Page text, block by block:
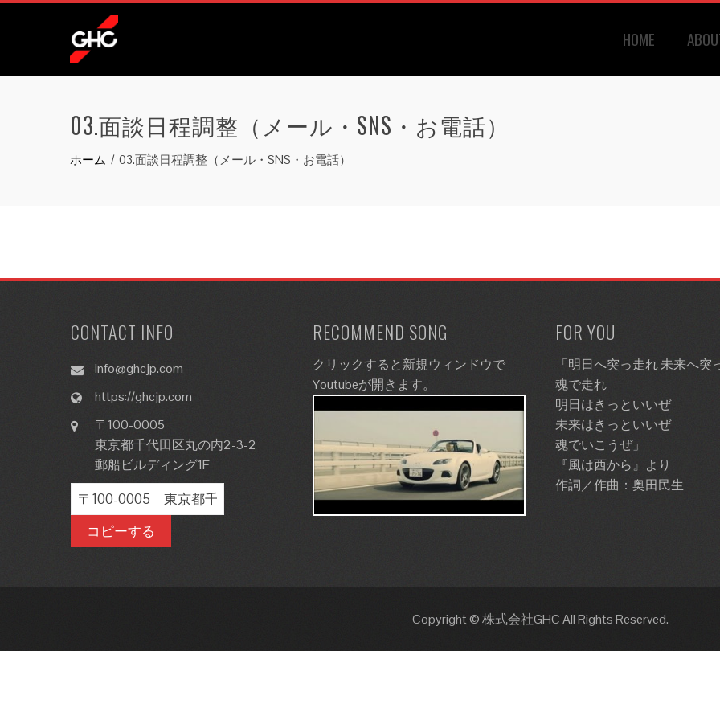
ン
HOME
03.面談日程調整（メール・SNS・お電話）
ホーム 03.面談日程調整（メール・SNS・お電話）
CONTACT INFO
info@ghcjp.com
https://ghcjp.com
〒100-0005
東京都千代田区丸の内2-3-2
郵船ビルディング1F
コピーする
RECOMMEND SONG
クリックすると新規ウィンドウで
Youtubeが開きます。
FOR YOU
「明日へ突っ走れ 未来へ突
魂で走れ
明日はきっといいぜ
未来はきっといいぜ
魂でいこうぜ」
『風は西から』より
作詞／作曲：奥田民生
Copyright © 株式会社GHC All Rights Reserved.